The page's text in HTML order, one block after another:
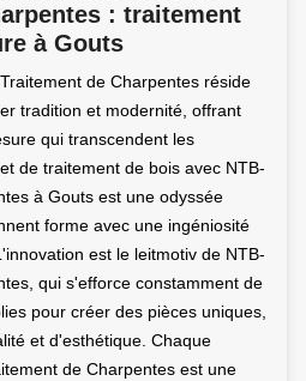
: traitement
à Gouts
de Charpentes réside
tradition et modernité, offrant
qui transcendent les
de traitement de bois avec NTB-
à Gouts est une odyssée
forme avec une ingéniosité
est le leitmotiv de NTB-
qui s'efforce constamment de
pour créer des pièces uniques,
et d'esthétique. Chaque
de Charpentes est une